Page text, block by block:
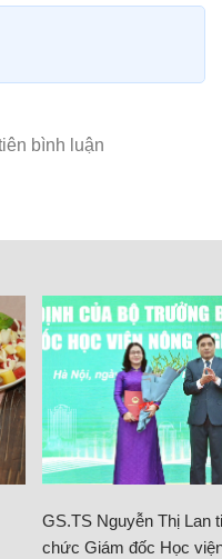
GS.TS Nguyễn Thị Lan
chức Giám đốc Học